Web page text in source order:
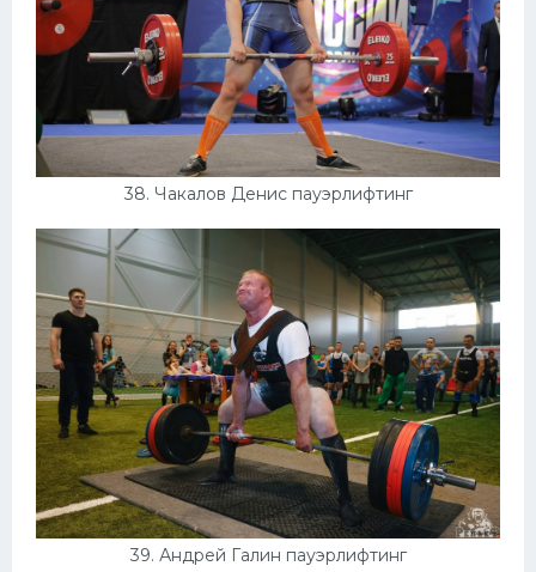
38. Чакалов Денис пауэрлифтинг
39. Андрей Галин пауэрлифтинг